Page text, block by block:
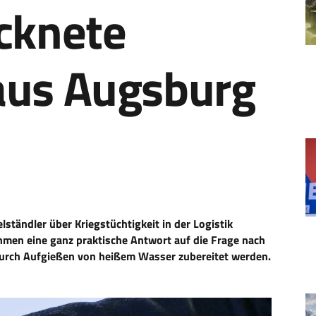
Augsburg
über Kriegstüchtigkeit in der Logistik
eine ganz praktische Antwort auf die Frage nach
Aufgießen von heißem Wasser zubereitet werden.